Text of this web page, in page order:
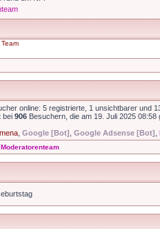
online: 5 registrierte, 1 unsichtbarer und
bei 906 Besuchern, die am 19. Juli 2025 08:58
Google [Bot] Google Adsense [Bot]
Moderatorenteam